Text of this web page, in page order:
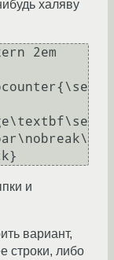
халяву
2em
и
вариант,
строки, либо